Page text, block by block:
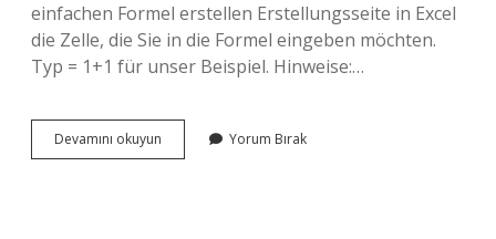
einfachen Formel erstellen Erstellungsseite in Excel
die Zelle, die Sie in die Formel eingeben möchten.
Typ = 1+1 für unser Beispiel. Hinweise:…
Devamını okuyun
Bölme
Yorum Bırak